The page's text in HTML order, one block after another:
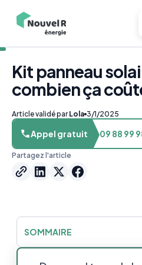
Kit panneau
combien ça
Article validé par Lola 3/1/2025
Appel gratuit 09 88 99
Partagez l'article
SOMMAIRE
Comment trouver le